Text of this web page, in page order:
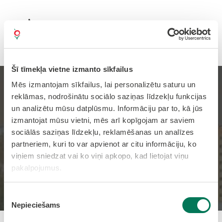
Šī tīmekļa vietne izmanto sīkfailus
Mēs izmantojam sīkfailus, lai personalizētu saturu un
reklāmas, nodrošinātu sociālo saziņas līdzekļu funkcijas
un analizētu mūsu datplūsmu. Informāciju par to, kā jūs
izmantojat mūsu vietni, mēs arī kopīgojam ar saviem
sociālās saziņas līdzekļu, reklamēšanas un analīzes
partneriem, kuri to var apvienot ar citu informāciju, ko
viņiem sniedzat vai ko viņi apkopo, kad lietojat viņu
pakalpojumus.
izvēle
Nepieciešams
Ar kampaņu “Klikšķis bija
nieks. Bet tu atdevi
daudz.” izglītos jauniešus
par personas datu
aizsardzību internetā